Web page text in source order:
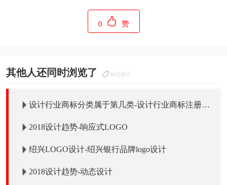
0 赞
其他人还同时浏览了 标志设计
设计行业商标分类属于第几类-设计行业商标注册属
2018设计趋势-响应式LOGO
绍兴LOGO设计-绍兴银行品牌logo设计
2018设计趋势-动态设计